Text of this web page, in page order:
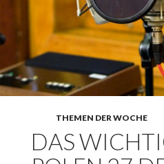
THEMEN DER WOCHE
DAS